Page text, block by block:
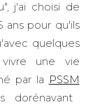
j'ai choisi de
ans pour qu'ils
quelques
une vie
par la PSSM
dorénavant